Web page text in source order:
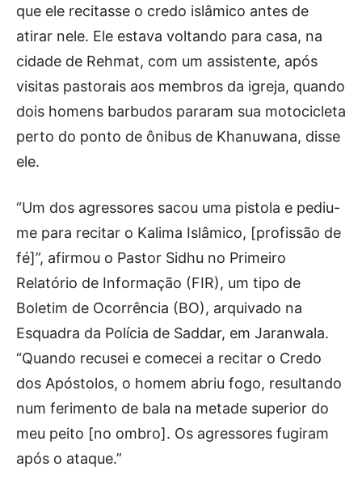
que ele recitasse o credo islâmico antes de
atirar nele. Ele estava voltando para casa, na
cidade de Rehmat, com um assistente, após
visitas pastorais aos membros da igreja, quando
dois homens barbudos pararam sua motocicleta
perto do ponto de ônibus de Khanuwana, disse
ele.
“Um dos agressores sacou uma pistola e pediu-
me para recitar o Kalima Islâmico, [profissão de
fé]”, afirmou o Pastor Sidhu no Primeiro
Relatório de Informação (FIR), um tipo de
Boletim de Ocorrência (BO), arquivado na
Esquadra da Polícia de Saddar, em Jaranwala.
“Quando recusei e comecei a recitar o Credo
dos Apóstolos, o homem abriu fogo, resultando
num ferimento de bala na metade superior do
meu peito [no ombro]. Os agressores fugiram
após o ataque.”